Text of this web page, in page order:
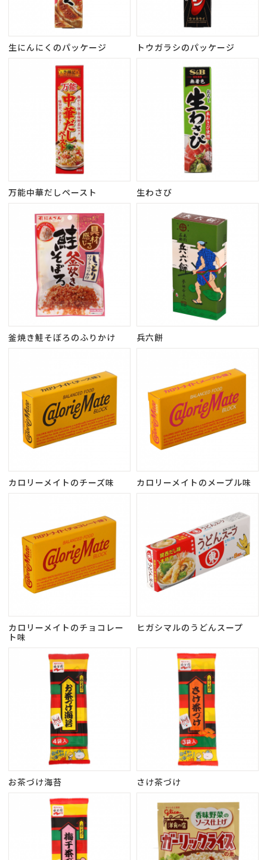
生にんにくのパッケージ トウガラシのパッケージ
万能中華だしペースト 生わさび
釜焼き鮭そぼろのふりかけ 兵六餅
カロリーメイトのチーズ味 カロリーメイトのメープル味
カロリーメイトのチョコレー
ト味
ヒガシマルのうどんスープ
お茶づけ海苔 さけ茶づけ